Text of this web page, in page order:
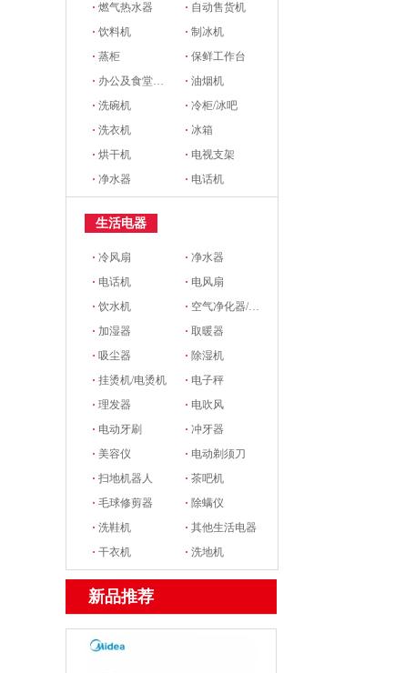
·燃气热水器 · 自动售货机
·饮料机 ·制冰机
·蒸柜 ·保鲜工作台
· 办公及食堂开水器 ·油烟机
·洗碗机 ·冷柜/冰吧
·洗衣机 ·冰箱
·烘干机 · 电视支架
·净水器 · 电话机
生活电器
·冷风扇 ·净水器
· 电话机 · 电风扇
·饮水机 · 空气净化器/新风系统
· 加湿器 ·取暖器
·吸尘器 · 除湿机
·挂烫机/电烫机 · 电子秤
·理发器 · 电吹风
· 电动牙刷 ·冲牙器
·美容仪 · 电动剃须刀
·扫地机器人 ·茶吧机
·毛球修剪器 · 除螨仪
·洗鞋机 ·其他生活电器
·干衣机 ·洗地机
新品推荐